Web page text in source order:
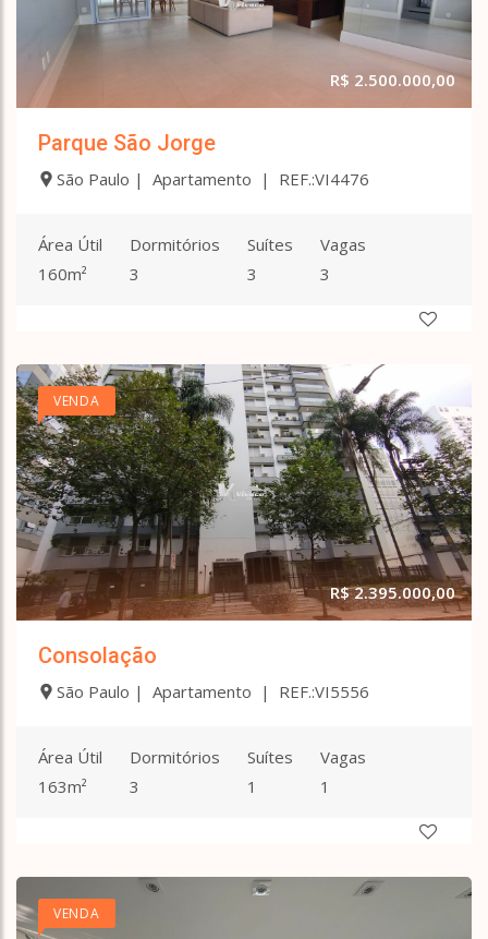
Vila Souza
Vila Vessoni
R$ 2.500.000,00
Parque São Jorge
São Paulo | Apartamento | REF.:VI4476
Área Útil
160m²
Dormitórios
3
Suítes
3
Vagas
3
VENDA
R$ 2.395.000,00
Consolação
São Paulo | Apartamento | REF.:VI5556
Área Útil
163m²
Dormitórios
3
Suítes
1
Vagas
1
VENDA